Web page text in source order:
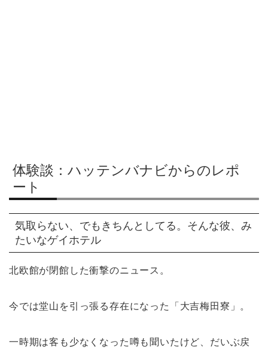
体験談：ハッテンバナビからのレポ
ート
気取らない、でもきちんとしてる。そんな彼、み
たいなゲイホテル
北欧館が閉館した衝撃のニュース。
今では堂山を引っ張る存在になった「大吉梅田寮」。
一時期は客も少なくなった噂も聞いたけど、だいぶ戻